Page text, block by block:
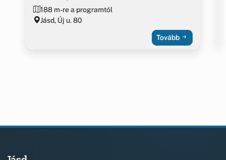
188 m-re a programtól
Jásd, Új u. 80
Tovább